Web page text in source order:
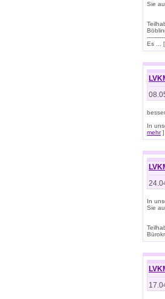
Sie
Es ... [
In
mehr]
In
Sie